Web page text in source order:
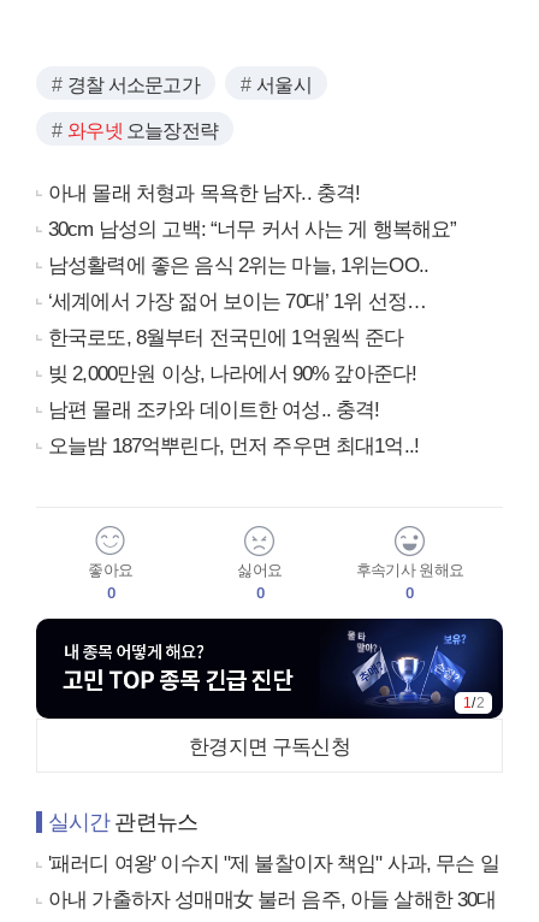
경찰 서소문고가 서울시
와우넷 오늘장전략
아내 몰래 처형과 목욕한 남자.. 충격!
30cm 남성의 고백: “너무 커서 사는 게 행복해요”
남성활력에 좋은 음식 2위는 마늘, 1위는OO..
‘세계에서 가장 젊어 보이는 70대’ 1위 선정…
한국로또, 8월부터 전국민에 1억원씩 준다
빚 2,000만원 이상, 나라에서 90% 갚아준다!
남편 몰래 조카와 데이트한 여성.. 충격!
오늘밤 187억뿌린다, 먼저 주우면 최대1억..!
좋아요
0
싫어요
0
후속기사 원해요
0
1/2
한경지면 구독신청
실시간관련뉴스
'패러디 여왕' 이수지 "제 불찰이자 책임" 사과, 무슨 일
아내 가출하자 성매매女 불러 음주, 아들 살해한 30대